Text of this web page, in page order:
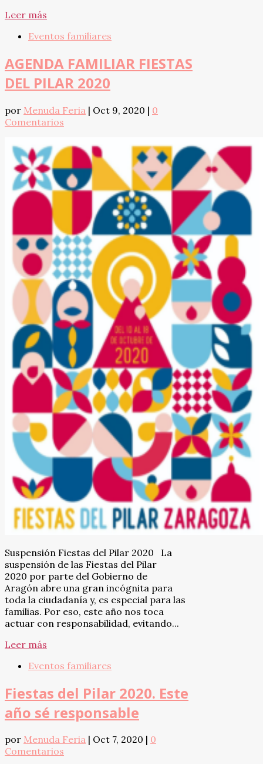
Leer más
Eventos familiares
AGENDA FAMILIAR FIESTAS
DEL PILAR 2020
por Menuda Feria | Oct 9, 2020 | 0
Comentarios
Suspensión Fiestas del Pilar 2020 La
suspensión de las Fiestas del Pilar
2020 por parte del Gobierno de
Aragón abre una gran incógnita para
toda la ciudadanía y, es especial para las
familias. Por eso, este año nos toca
actuar con responsabilidad, evitando...
Leer más
Eventos familiares
Fiestas del Pilar 2020. Este
año sé responsable
por Menuda Feria | Oct 7, 2020 | 0
Comentarios